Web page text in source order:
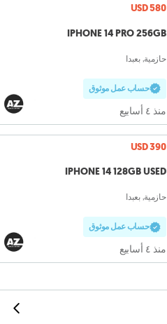
USD 580
IPHONE 14 PRO 256GB
حازمية, بعبدا
حساب عمل موثوق
منذ ٤ أسابيع
USD 390
IPHONE 14 128GB USED
حازمية, بعبدا
حساب عمل موثوق
منذ ٤ أسابيع